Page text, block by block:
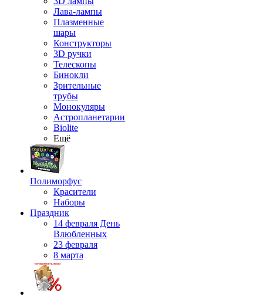
Лава-лампы
Плазменные
шары
Конструкторы
3D ручки
Телескопы
Бинокли
Зрительные
трубы
Монокуляры
Астропланетарии
Biolite
Ещё
Полиморфус
Красители
Наборы
Праздник
14 февраля День
Влюбленных
23 февраля
8 марта